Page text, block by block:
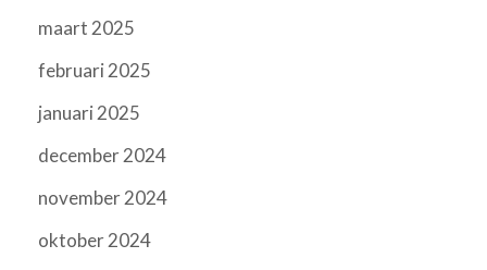
maart 2025
februari 2025
januari 2025
december 2024
november 2024
oktober 2024